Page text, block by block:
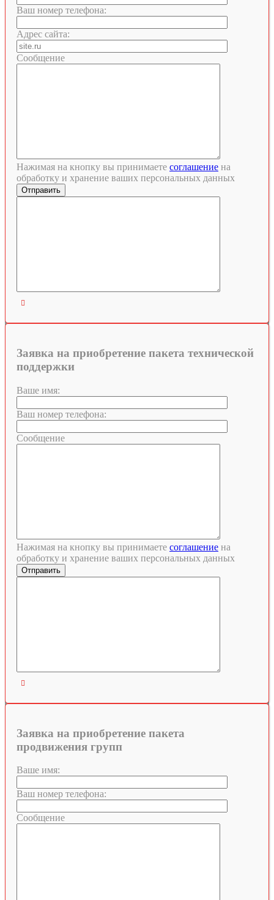
Ваш номер телефона:
Адрес сайта:
Сообщение
Нажимая на кнопку вы принимаете соглашение на
обработку и хранение ваших персональных данных

Заявка на приобретение пакета технической
поддержки
Ваше имя:
Ваш номер телефона:
Сообщение
Нажимая на кнопку вы принимаете соглашение на
обработку и хранение ваших персональных данных

Заявка на приобретение пакета
продвижения групп
Ваше имя:
Ваш номер телефона:
Сообщение